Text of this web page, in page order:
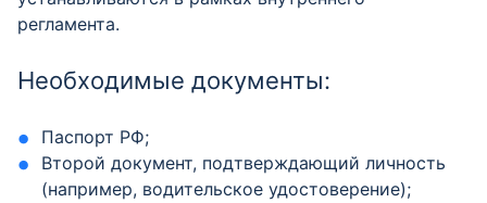
регламента.
Необходимые документы:
Паспорт РФ;
Второй документ, подтверждающий личность
(например, водительское удостоверение);